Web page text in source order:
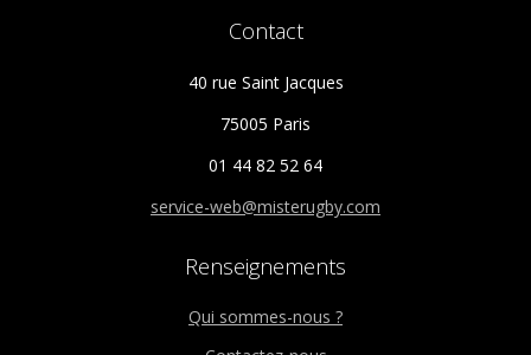
Contact
40 rue Saint Jacques
75005 Paris
01 44 82 52 64
service-web@misterugby.com
Renseignements
Qui sommes-nous ?